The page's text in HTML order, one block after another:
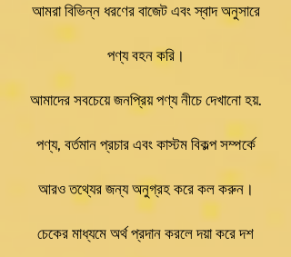
আমরা বিভিন্ন ধরণের বাজেট এবং স্বাদ অনুসারে
পণ্য বহন করি।
আমাদের সবচেয়ে জনপ্রিয় পণ্য নীচে দেখানো হয়.
পণ্য, বর্তমান প্রচার এবং কাস্টম বিকল্প সম্পর্কে
আরও তথ্যের জন্য অনুগ্রহ করে কল করুন।
চেকের মাধ্যমে অর্থ প্রদান করলে দয়া করে দশ